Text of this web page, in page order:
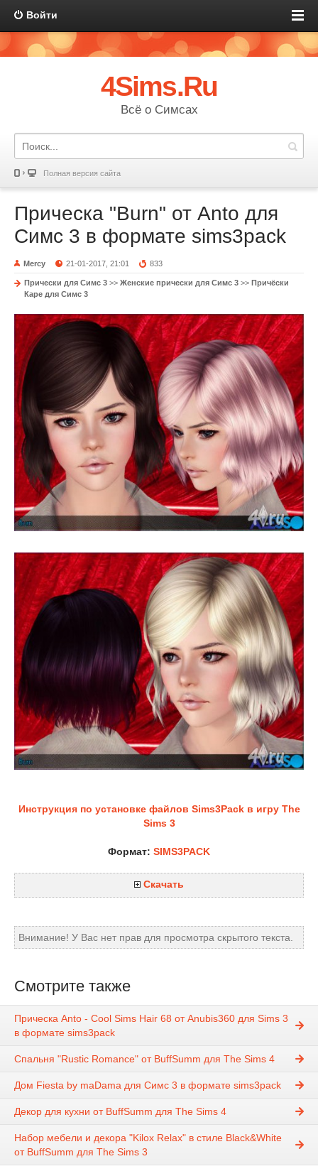
Войти
4Sims.Ru
Всё о Симсах
Полная версия сайта
Прическа "Burn" от Anto для
Симс 3 в формате sims3pack
Mercy 21-01-2017, 21:01 833
Прически для Симс 3 >> Женские прически для Симс 3 >> Причёски
Каре для Симс 3
Инструкция по установке файлов Sims3Pack в игру The
Sims 3
Формат: SIMS3PACK
Скачать
Внимание! У Вас нет прав для просмотра скрытого текста.
Смотрите также
Прическа Anto - Cool Sims Hair 68 от Anubis360 для Sims 3
в формате sims3pack
Спальня "Rustic Romance" от BuffSumm для The Sims 4
Дом Fiesta by maDama для Симс 3 в формате sims3pack
Декор для кухни от BuffSumm для The Sims 4
Набор мебели и декора "Kilox Relax" в стиле Black&White
от BuffSumm для The Sims 3